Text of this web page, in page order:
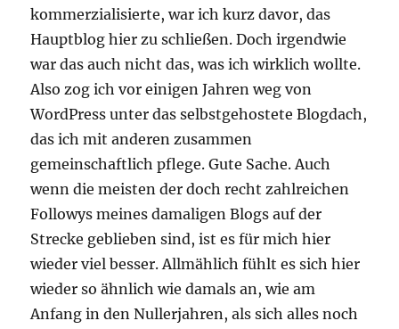
kommerzialisierte, war ich kurz davor, das
Hauptblog hier zu schließen. Doch irgendwie
war das auch nicht das, was ich wirklich wollte.
Also zog ich vor einigen Jahren weg von
WordPress unter das selbstgehostete Blogdach,
das ich mit anderen zusammen
gemeinschaftlich pflege. Gute Sache. Auch
wenn die meisten der doch recht zahlreichen
Followys meines damaligen Blogs auf der
Strecke geblieben sind, ist es für mich hier
wieder viel besser. Allmählich fühlt es sich hier
wieder so ähnlich wie damals an, wie am
Anfang in den Nullerjahren, als sich alles noch